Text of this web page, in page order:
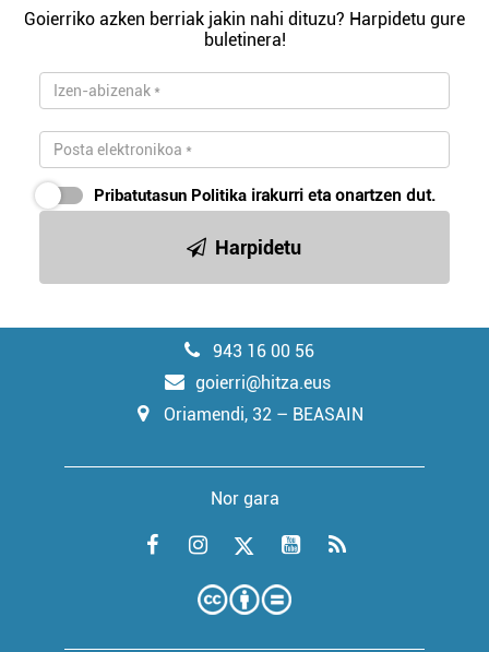
Goierriko azken berriak jakin nahi dituzu? Harpidetu gure
buletinera!
Pribatutasun Politika irakurri eta onartzen dut.
Harpidetu
943 16 00 56
goierri@hitza.eus
Oriamendi, 32 – BEASAIN
Nor gara